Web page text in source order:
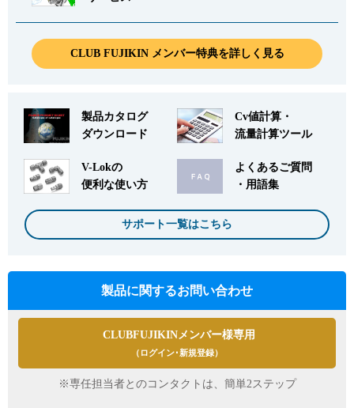
CLUB FUJIKIN メンバー特典を詳しく見る
製品カタログ
ダウンロード
Cv値計算・
流量計算ツール
V-Lokの
便利な使い方
よくあるご質問
・用語集
サポート一覧はこちら
製品に関するお問い合わせ
CLUBFUJIKINメンバー様専用
（ログイン･新規登録）
※専任担当者とのコンタクトは、簡単2ステップ